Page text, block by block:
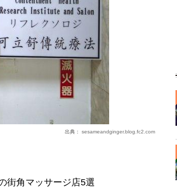
出典： sesameandginger.blog.fc2.com
街角マッサージ店5選